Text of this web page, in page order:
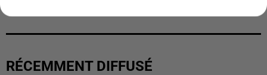
RÉCEMMENT DIFFUSÉ